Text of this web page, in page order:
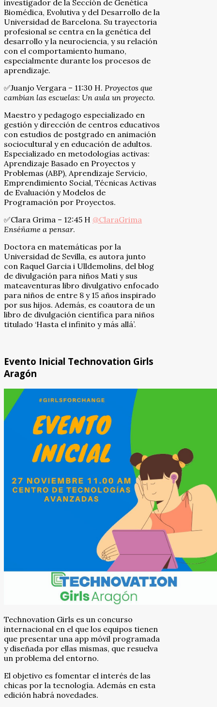
investigador de la Sección de Genética
Biomédica, Evolutiva y del Desarrollo de la
Universidad de Barcelona. Su trayectoria
profesional se centra en la genética del
desarrollo y la neurociencia, y su relación
con el comportamiento humano,
especialmente durante los procesos de
aprendizaje.
✅Juanjo Vergara – 11:30 H. Proyectos que
cambian las escuelas: Un aula un proyecto.
Maestro y pedagogo especializado en
gestión y dirección de centros educativos
con estudios de postgrado en animación
sociocultural y en educación de adultos.
Especializado en metodologías activas:
Aprendizaje Basado en Proyectos y
Problemas (ABP), Aprendizaje Servicio,
Emprendimiento Social, Técnicas Activas
de Evaluación y Modelos de
Programación por Proyectos.
✅Clara Grima – 12:45 H @ClaraGrima
Enséñame a pensar.
Doctora en matemáticas por la
Universidad de Sevilla, es autora junto
con Raquel Garcia i Ulldemolins, del blog
de divulgación para niños Mati y sus
mateaventuras libro divulgativo enfocado
para niños de entre 8 y 15 años inspirado
por sus hijos. Además, es coautora de un
libro de divulgación científica para niños
titulado ‘Hasta el infinito y más allá’.
Evento Inicial Technovation Girls
Aragón
Technovation Girls es un concurso
internacional en el que los equipos tienen
que presentar una app móvil programada
y diseñada por ellas mismas, que resuelva
un problema del entorno.
El objetivo es fomentar el interés de las
chicas por la tecnología. Además en esta
edición habrá novedades.